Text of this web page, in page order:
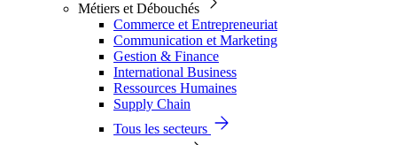
Métiers et Débouchés
Commerce et Entrepreneuriat
Communication et Marketing
Gestion & Finance
International Business
Ressources Humaines
Supply Chain
Tous les secteurs